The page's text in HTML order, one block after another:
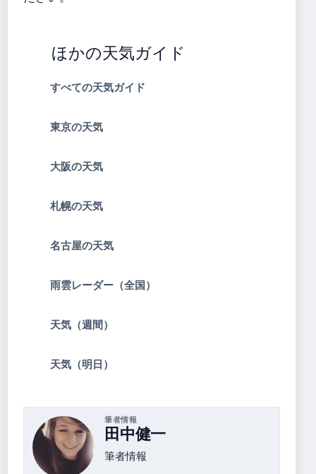
ほかの天気ガイド
すべての天気ガイド
東京の天気
大阪の天気
札幌の天気
名古屋の天気
雨雲レーダー（全国）
天気（週間）
天気（明日）
筆者情報
田中健一
筆者情報